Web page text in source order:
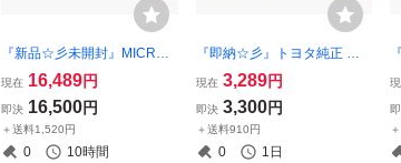
『新品☆彡未開封』MICROL
ON USA メタルトリートメン
ト リキッド 32oz 946ml エン
ジン内部コーティング エン
ジン内部洗浄 即納
現在 16,489円
即決 16,500円
＋送料1,520円
0 10時間
『即納☆彡』トヨタ純正 ス
プリンター SPRINTER AE11
0 AE101 TOYOTA 文字 ロゴ
リア エンブレム 旧車
現在 3,289円
即決 3,300円
＋送料910円
0 1日